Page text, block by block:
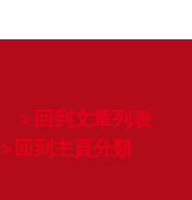
回到文章列表
回到主頁分類